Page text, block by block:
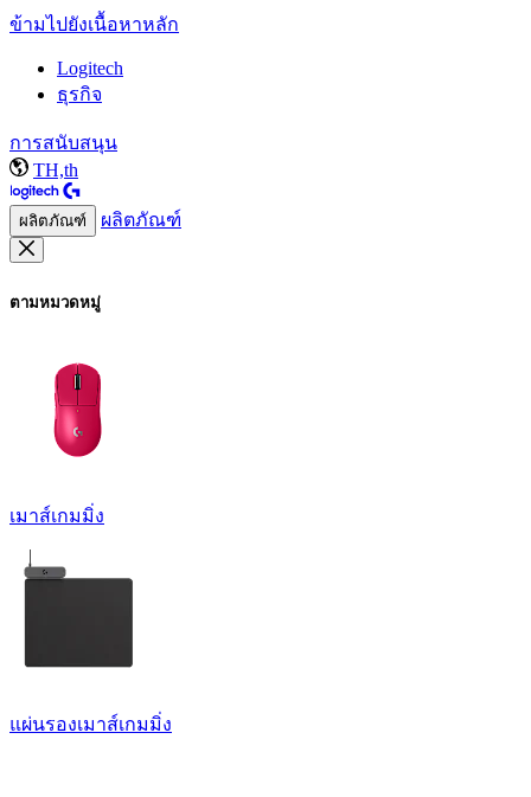
ข้ามไปยังเนื้อหาหลัก
Logitech
ธุรกิจ
การสนับสนุน
TH,th
ผลิตภัณฑ์ ผลิตภัณฑ์
ตามหมวดหมู่
เมาส์เกมมิ่ง
แผ่นรองเมาส์เกมมิ่ง